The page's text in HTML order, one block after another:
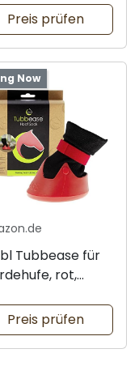
Preis prüfen
Now
Tubbease für
rot,
Preis prüfen